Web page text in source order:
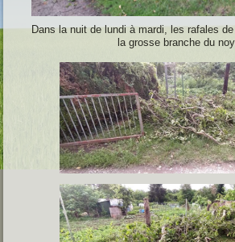
Dans la nuit de lundi à mardi, les rafales
la grosse branche du